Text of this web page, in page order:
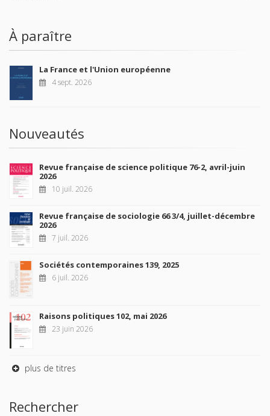
À paraître
La France et l'Union européenne
4 sept. 2026
Nouveautés
Revue française de science politique 76-2, avril-juin
2026
10 juil. 2026
Revue française de sociologie 66 3/4, juillet-décembre
2026
7 juil. 2026
Sociétés contemporaines 139, 2025
6 juil. 2026
Raisons politiques 102, mai 2026
23 juin 2026
plus de titres
Rechercher